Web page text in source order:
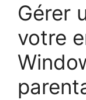
Gérer
votre